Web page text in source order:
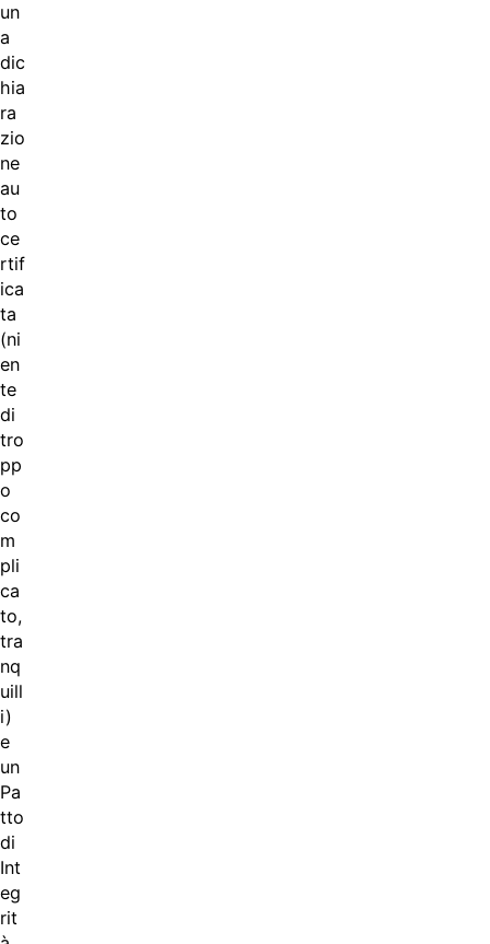
un
a
dic
hia
ra
zio
ne
au
to
ce
rtif
ica
ta
(ni
en
te
di
tro
pp
o
co
m
pli
ca
to,
tra
nq
uill
i)
e
un
Pa
tto
di
Int
eg
rit